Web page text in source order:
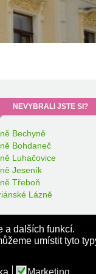
a dalších funkcí.
umístit tyto
Marketing
NEVYBRALI JSTE SI?
Bechyně
Bohdaneč
Luhačovice
Jeseník
Třeboň
Lázně
email:
POHOTOVOSTs.r.o.